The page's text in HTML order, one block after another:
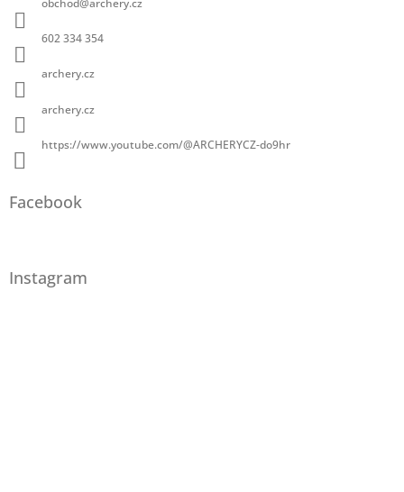
602 334 354
archery.cz
archery.cz
https://www.youtube.com/@ARCHERYCZ-do9hr
Facebook
Instagram